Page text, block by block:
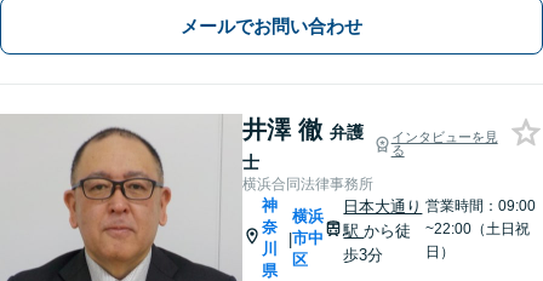
メールでお問い合わせ
井澤 徹 弁護
士
インタビューを見
る
横浜合同法律事務所
神
奈
川
県
|
横浜
市中
区
日本大通り
駅から徒
歩3分
営業時間：09:00
~22:00（土日祝
日）